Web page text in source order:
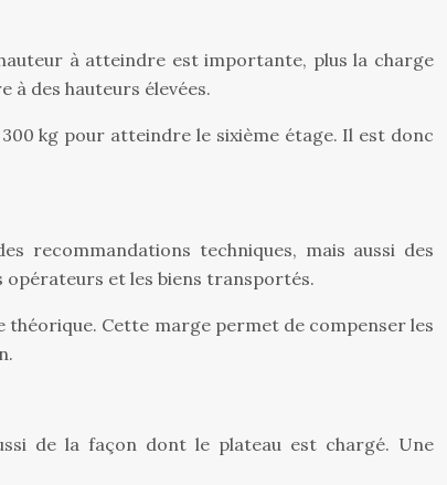
à atteindre est importante, plus la charge
à des hauteurs élevées.
kg pour atteindre le sixième étage. Il est donc
recommandations techniques, mais aussi des
opérateurs et les biens transportés.
théorique. Cette marge permet de compenser les
de la façon dont le plateau est chargé. Une